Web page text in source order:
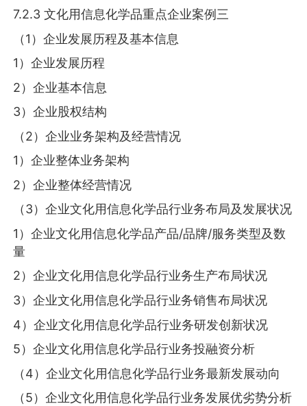
7.2.3 文化用信息化学品重点企业案例三
（1）企业发展历程及基本信息
1）企业发展历程
2）企业基本信息
3）企业股权结构
（2）企业业务架构及经营情况
1）企业整体业务架构
2）企业整体经营情况
（3）企业文化用信息化学品行业务布局及发展状况
1）企业文化用信息化学品产品/品牌/服务类型及数
量
2）企业文化用信息化学品行业务生产布局状况
3）企业文化用信息化学品行业务销售布局状况
4）企业文化用信息化学品行业务研发创新状况
5）企业文化用信息化学品行业务投融资分析
（4）企业文化用信息化学品行业务最新发展动向
（5）企业文化用信息化学品行业务发展优劣势分析